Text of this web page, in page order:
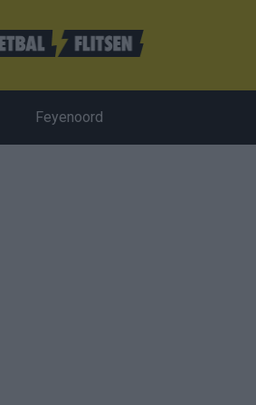
Feyenoord